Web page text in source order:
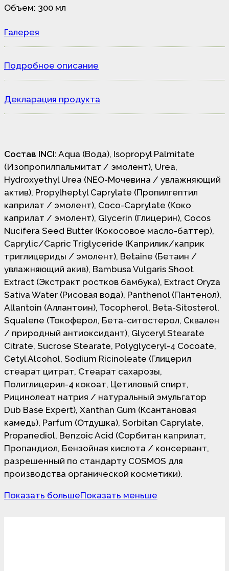
Объем: 300 мл
Галерея
Подробное описание
Декларация продукта
Состав INCI: Aqua (Вода), Isopropyl Palmitate
(Изопропилпальмитат / эмолент), Urea,
Hydroxyethyl Urea (NEO-Мочевина / увлажняющий
актив), Propylheptyl Caprylate (Пропилгептил
каприлат / эмолент), Coco-Caprylate (Коко
каприлат / эмолент), Glycerin (Глицерин), Cocos
Nucifera Seed Butter (Кокосовое масло-баттер),
Caprylic/Capric Triglyceride (Каприлик/каприк
триглицериды / эмолент), Betaine (Бетаин /
увлажняющий акив), Bambusa Vulgaris Shoot
Extract (Экстракт ростков бамбука), Extract Oryza
Sativa Water (Рисовая вода), Panthenol (Пантенол),
Allantoin (Аллантоин), Tocopherol, Beta-Sitosterol,
Squalene (Токоферол, Бета-ситостерол, Сквален
/ природный антиоксидант), Glyceryl Stearate
Citrate, Sucrose Stearate, Polyglyceryl-4 Cocoate,
Cetyl Alcohol, Sodium Ricinoleate (Глицерил
стеарат цитрат, Стеарат сахарозы,
Полиглицерил-4 кокоат, Цетиловый спирт,
Рицинолеат натрия / натуральный эмульгатор
Dub Base Expert), Xanthan Gum (Ксантановая
камедь), Parfum (Отдушка), Sorbitan Caprylate,
Propanediol, Benzoic Acid (Сорбитан каприлат,
Пропандиол, Бензойная кислота / консервант,
разрешенный по стандарту COSMOS для
производства органической косметики).
Показать большеПоказать меньше